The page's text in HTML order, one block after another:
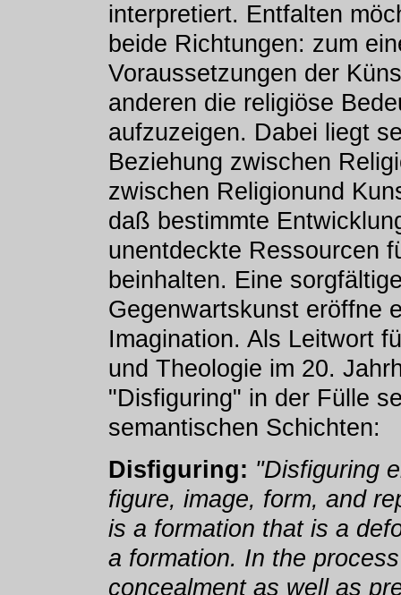
interpretiert. Entfalten
beide Richtungen: zum
Voraussetzungen der
anderen die religiöse
aufzuzeigen. Dabei liegt
Beziehung zwischen
zwischen Religionund
daß bestimmte
unentdeckte Ressourcen
beinhalten. Eine
Gegenwartskunst eröffne
Imagination. Als Leitwort
und Theologie im 20.
"Disfiguring" in der Fülle
semantischen Schichten:
Disfiguring: "Disfiguring
figure, image, form, and
is a formation that is a
a formation. In the
concealment as well as